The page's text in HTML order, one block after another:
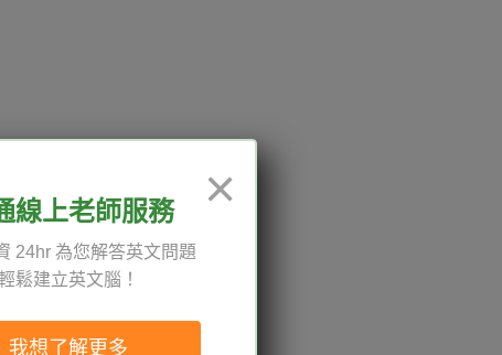
權與服務條款
×
線上老師服務
24hr 為您解答英文問題
鬆建立英文腦！
我想了解更多